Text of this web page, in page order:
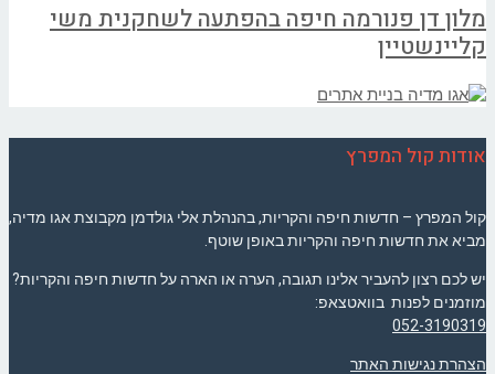
מלון דן פנורמה חיפה בהפתעה לשחקנית משי
קליינשטיין
אודות קול המפרץ
קול המפרץ – חדשות חיפה והקריות, בהנהלת אלי גולדמן מקבוצת אגו מדיה,
מביא את חדשות חיפה והקריות באופן שוטף.
יש לכם רצון להעביר אלינו תגובה, הערה או הארה על חדשות חיפה והקריות?
מוזמנים לפנות בוואטצאפ:
052-3190319
הצהרת נגישות האתר